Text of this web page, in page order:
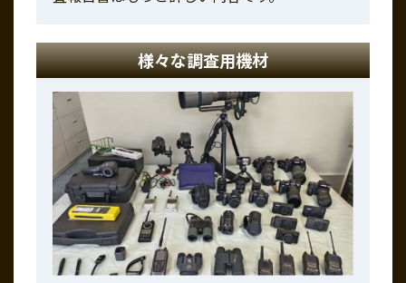
様々な調査用機材